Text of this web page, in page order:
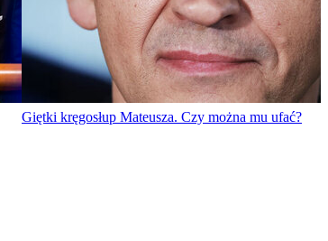
Giętki kręgosłup Mateusza. Czy można mu ufać?